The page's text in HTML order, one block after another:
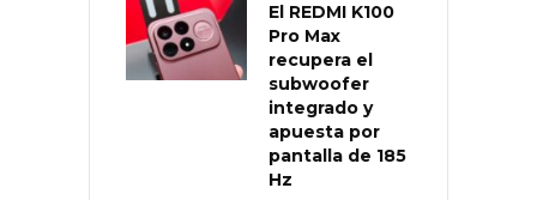
El REDMI K100
Pro Max
recupera el
subwoofer
integrado y
apuesta por
pantalla de 185
Hz